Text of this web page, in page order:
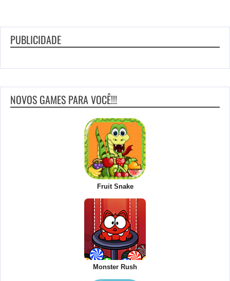
PUBLICIDADE
NOVOS GAMES PARA VOCÊ!!!
Fruit Snake
Monster Rush